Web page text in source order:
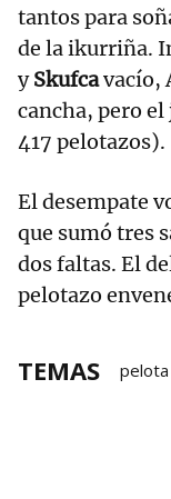
tantos para
de la ikurriña.
ySkufcavacío,
cancha, pero
417 pelotazos).
El desempate
que sumó tres
dos faltas. El
pelotazo
TEMAS
pelota